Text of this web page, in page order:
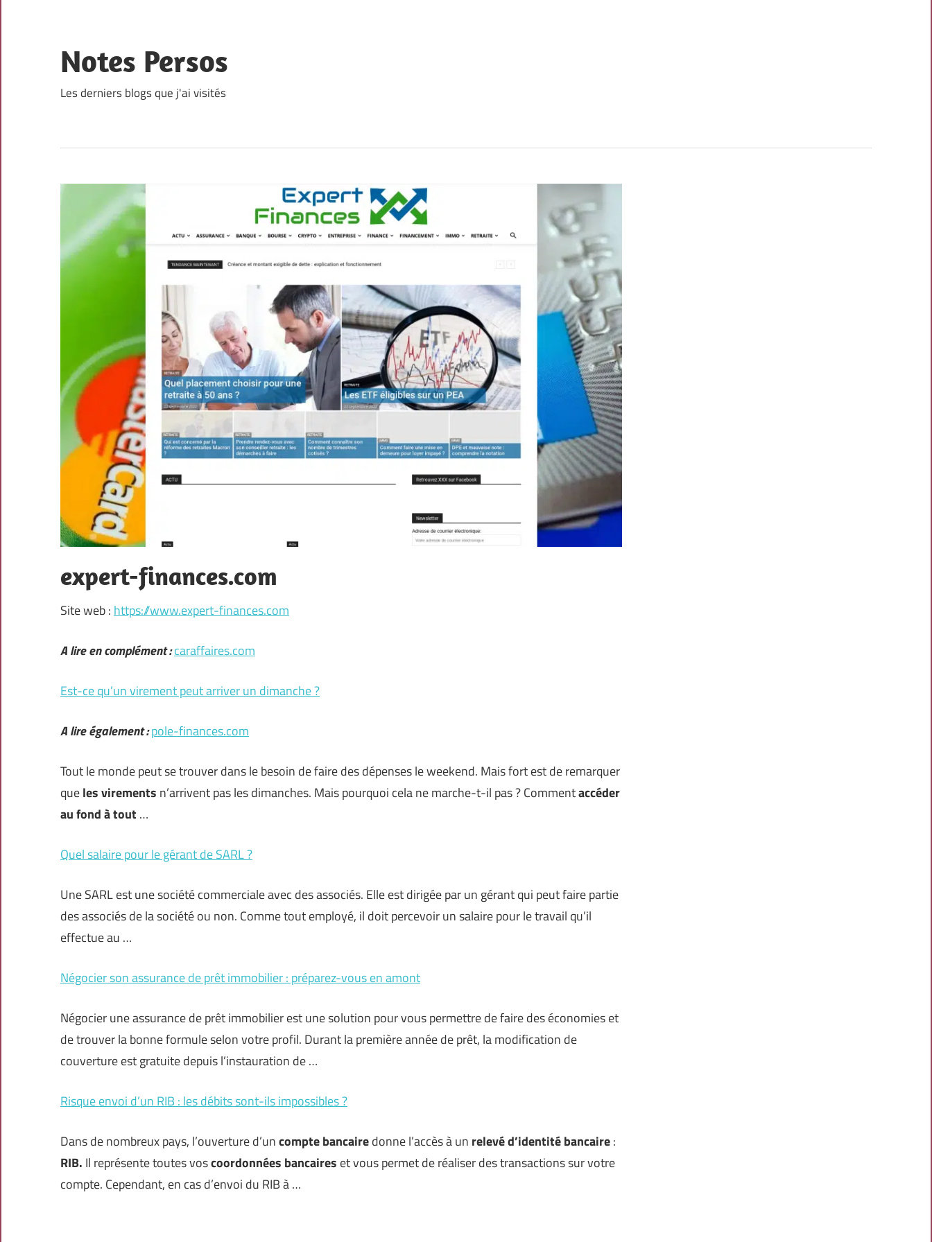
content
Notes Persos
Les derniers blogs que j'ai visités
expert-finances.com
Site web : https://www.expert-finances.com
A lire en complément :caraffaires.com
Est-ce qu’un virement peut arriver un dimanche ?
A lire également :pole-finances.com
Tout le monde peut se trouver dans le besoin de faire des dépenses le weekend. Mais fort est de remarquer
queles virements n’arrivent pas les dimanches. Mais pourquoi cela ne marche-t-il pas ? Commentaccéder
au fond à tout …
Quel salaire pour le gérant de SARL ?
Une SARL est une société commerciale avec des associés. Elle est dirigée par un gérant qui peut faire partie
des associés de la société ou non. Comme tout employé, il doit percevoir un salaire pour le travail qu’il
effectue au …
Négocier son assurance de prêt immobilier : préparez-vous en amont
Négocier une assurance de prêt immobilier est une solution pour vous permettre de faire des économies et
de trouver la bonne formule selon votre profil. Durant la première année de prêt, la modification de
couverture est gratuite depuis l’instauration de …
Risque envoi d’un RIB : les débits sont-ils impossibles ?
Dans de nombreux pays, l’ouverture d’uncompte bancairedonne l’accès à un relevé d’identité bancaire:
RIB. Il représente toutes voscoordonnées bancaires et vous permet de réaliser des transactions sur votre
compte. Cependant, en cas d’envoi du RIB à …